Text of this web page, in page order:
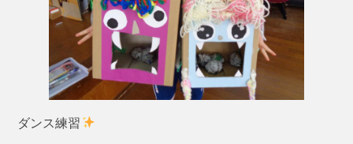
ダンス練習